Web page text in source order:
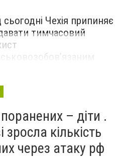
сьогодні Чехія припиняє
тимчасовий
– діти .
зросла кількість
через атаку рф